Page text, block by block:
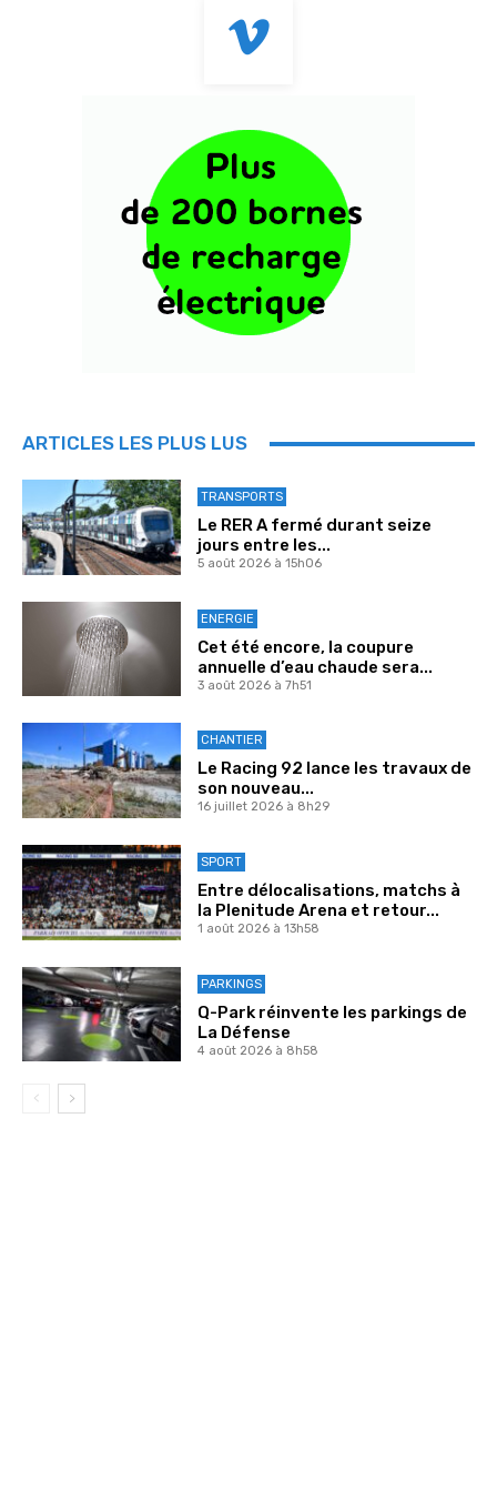
ARTICLES LES PLUS LUS
TRANSPORTS
Le RER A fermé durant seize
jours entre les...
5 août 2026 à 15h06
ENERGIE
Cet été encore, la coupure
annuelle d’eau chaude sera...
3 août 2026 à 7h51
CHANTIER
Le Racing 92 lance les travaux de
son nouveau...
16 juillet 2026 à 8h29
SPORT
Entre délocalisations, matchs à
la Plenitude Arena et retour...
1 août 2026 à 13h58
PARKINGS
Q-Park réinvente les parkings de
La Défense
4 août 2026 à 8h58